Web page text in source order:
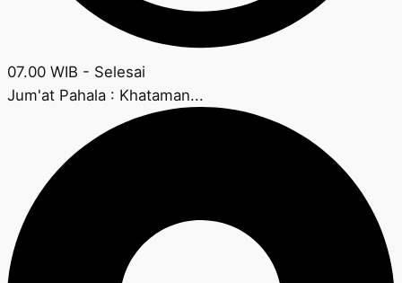
07.00 WIB - Selesai
Jum'at Pahala : Khataman...